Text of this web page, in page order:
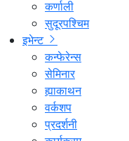
कर्णाली
सुदूरपश्चिम
इभेन्ट
कन्फेरेन्स
सेमिनार
ह्याकाथन
वर्कशप
प्रदर्शनी